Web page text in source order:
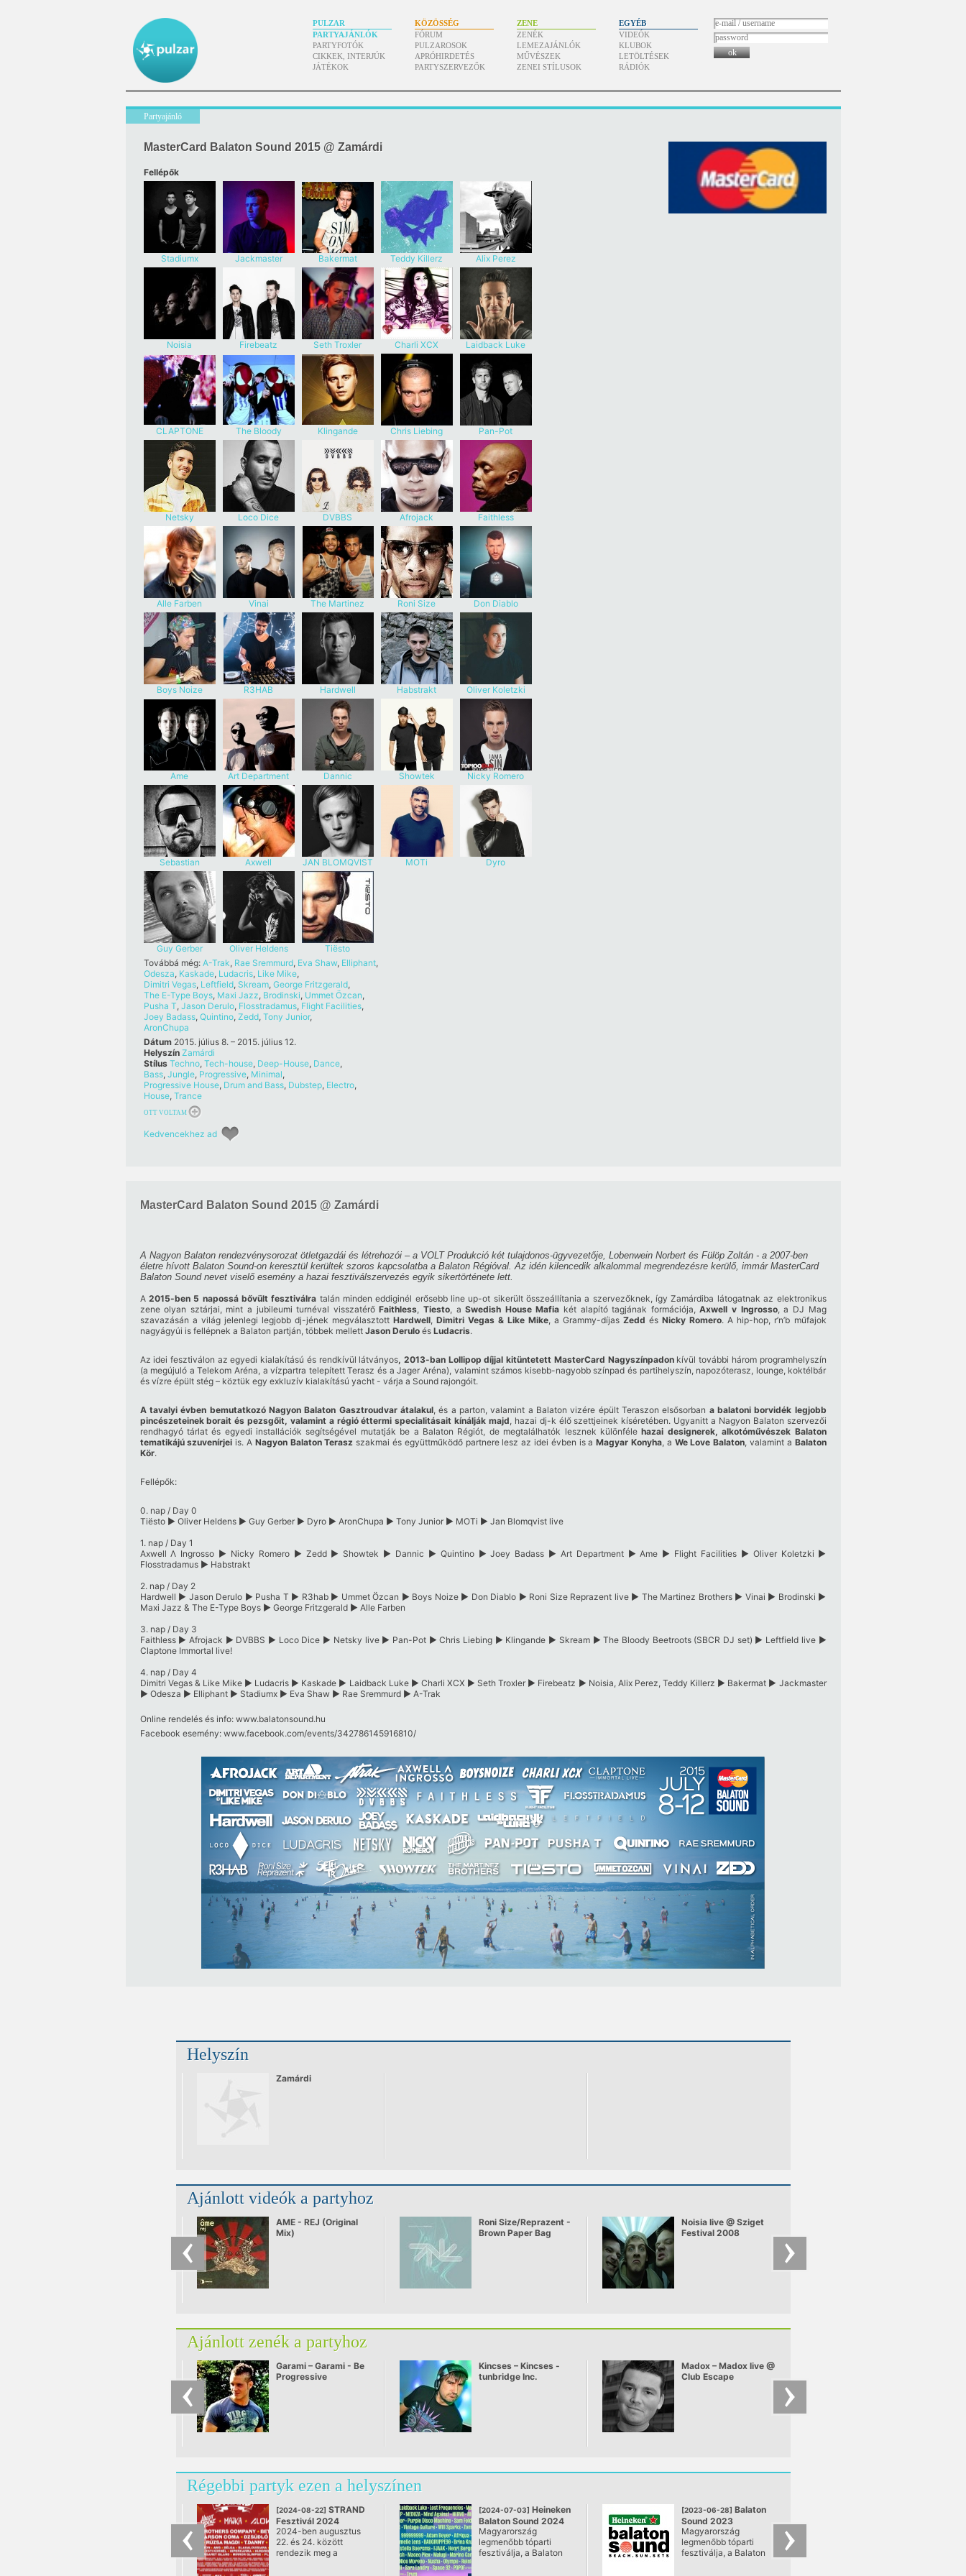
PULZAR
PARTYAJÁNLÓK
PARTYFOTÓK
CIKKEK, INTERJÚK
JÁTÉKOK
KÖZÖSSÉG
FÓRUM
PULZAROSOK
APRÓHIRDETÉS
PARTYSZERVEZŐK
ZENE
ZENÉK
LEMEZAJÁNLÓK
MŰVÉSZEK
ZENEI STÍLUSOK
EGYÉB
VIDEÓK
KLUBOK
LETÖLTÉSEK
RÁDIÓK
ok
Partyajánló
MasterCard Balaton Sound 2015 @ Zamárdi
Fellépők
Stadiumx Jackmaster Bakermat Teddy Killerz Alix Perez
Noisia Firebeatz Seth Troxler Charli XCX Laidback Luke
CLAPTONE
The Bloody
Beetroots
Klingande Chris Liebing Pan-Pot
Netsky Loco Dice DVBBS Afrojack Faithless
Alle Farben Vinai
The Martinez
Brothers
Roni Size Don Diablo
Boys Noize R3HAB Hardwell Habstrakt Oliver Koletzki
Ame Art Department Dannic Showtek Nicky Romero
Sebastian
Ingrosso
Axwell JAN BLOMQVIST MOTi Dyro
Guy Gerber Oliver Heldens
Tiësto
Továbbá még: A-Trak, Rae Sremmurd, Eva Shaw, Elliphant,
Odesza, Kaskade, Ludacris, Like Mike,
Dimitri Vegas, Leftfield, Skream, George Fritzgerald,
The E-Type Boys, Maxi Jazz, Brodinski, Ummet Özcan,
Pusha T, Jason Derulo, Flosstradamus, Flight Facilities,
Joey Badass, Quintino, Zedd, Tony Junior,
AronChupa
Dátum 2015. július 8. – 2015. július 12.
Helyszín Zamárdi
Stílus Techno, Tech-house, Deep-House, Dance,
Bass, Jungle, Progressive, Minimal,
Progressive House, Drum and Bass, Dubstep, Electro,
House, Trance
OTT VOLTAM
Kedvencekhez ad
MasterCard Balaton Sound 2015 @ Zamárdi
A Nagyon Balaton rendezvénysorozat ötletgazdái és létrehozói – a VOLT Produkció két tulajdonos-ügyvezetője, Lobenwein Norbert és Fülöp Zoltán - a 2007-ben
életre hívott Balaton Sound-on keresztül kerültek szoros kapcsolatba a Balaton Régióval. Az idén kilencedik alkalommal megrendezésre kerülő, immár MasterCard
Balaton Sound nevet viselő esemény a hazai fesztiválszervezés egyik sikertörténete lett.
A 2015-ben 5 napossá bővült fesztiválra talán minden eddiginél erősebb line up-ot sikerült összeállítania a szervezőknek, így Zamárdiba látogatnak az elektronikus
zene olyan sztárjai, mint a jubileumi turnéval visszatérőFaithless, Tiesto, aSwedish House Mafia két alapító tagjának formációja,Axwell v Ingrosso, a DJ Mag
szavazásán a világ jelenlegi legjobb dj-jének megválasztott Hardwell, Dimitri Vegas & Like Mike, a Grammy-díjasZedd ésNicky Romero. A hip-hop, r’n’b műfajok
nagyágyúi is fellépnek a Balaton partján, többek mellett Jason Deruloés Ludacris.
Az idei fesztiválon az egyedi kialakítású és rendkívül látványos, 2013-ban Lollipop díjjal kitüntetett MasterCard Nagyszínpadonkívül további három programhelyszín
(a megújuló a Telekom Aréna, a vízpartra telepített Terasz és a Jager Aréna), valamint számos kisebb-nagyobb színpad és partihelyszín, napozóterasz, lounge, koktélbár
és vízre épült stég – köztük egy exkluzív kialakítású yacht - várja a Sound rajongóit.
A tavalyi évben bemutatkozó Nagyon Balaton Gasztroudvar átalakul, és a parton, valamint a Balaton vizére épült Teraszon elsősorban a balatoni borvidék legjobb
pincészeteinek borait és pezsgőit, valamint a régió éttermi specialitásait kínálják majd, hazai dj-k élő szettjeinek kíséretében. Ugyanitt a Nagyon Balaton szervezői
rendhagyó tárlat és egyedi installációk segítségével mutatják be a Balaton Régiót, de megtalálhatók lesznek különfélehazai designerek, alkotóművészek Balaton
tematikájú szuvenírjei is. A Nagyon Balaton Terasz szakmai és együttműködő partnere lesz az idei évben is aMagyar Konyha, a We Love Balaton, valamint a Balaton
Kör.
Fellépők:
0. nap / Day 0
Tiësto ► Oliver Heldens ► Guy Gerber ► Dyro ► AronChupa ► Tony Junior ► MOTi ► Jan Blomqvist live
1. nap / Day 1
Axwell Λ Ingrosso ► Nicky Romero ► Zedd ► Showtek ► Dannic ► Quintino ► Joey Badass ► Art Department ► Ame ► Flight Facilities ► Oliver Koletzki ►
Flosstradamus ► Habstrakt
2. nap / Day 2
Hardwell ► Jason Derulo ► Pusha T ► R3hab ► Ummet Özcan ► Boys Noize ► Don Diablo ► Roni Size Reprazent live ► The Martinez Brothers ► Vinai ► Brodinski ►
Maxi Jazz & The E-Type Boys ► George Fritzgerald ► Alle Farben
3. nap / Day 3
Faithless ► Afrojack ► DVBBS ► Loco Dice ► Netsky live ► Pan-Pot ► Chris Liebing ► Klingande ► Skream ► The Bloody Beetroots (SBCR DJ set) ► Leftfield live ►
Claptone Immortal live!
4. nap / Day 4
Dimitri Vegas & Like Mike ► Ludacris ► Kaskade ► Laidback Luke ► Charli XCX ► Seth Troxler ► Firebeatz ► Noisia, Alix Perez, Teddy Killerz ► Bakermat ► Jackmaster
► Odesza ► Elliphant ► Stadiumx ► Eva Shaw ► Rae Sremmurd ► A-Trak
Online rendelés és info: www.balatonsound.hu
Facebook esemény: www.facebook.com/​events/​342786145916810/​
Helyszín
Zamárdi
Ajánlott videók a partyhoz
AME - REJ (Original
Mix)
Roni Size/Reprazent -
Brown Paper Bag
Noisia live @ Sziget
Festival 2008
Ajánlott zenék a partyhoz
Garami – Garami - Be
Progressive
Kincses – Kincses -
tunbridge Inc.
Madox – Madox live @
Club Escape
Régebbi partyk ezen a helyszínen
[2024-08-22] STRAND
Fesztivál 2024
@ Zamárdi
2024-ben augusztus
22. és 24. között
rendezik meg a
[2024-07-03] Heineken
Balaton Sound 2024
@ Zamárdi
Magyarország
legmenőbb tóparti
fesztiválja, a Balaton
[2023-06-28] Balaton
Sound 2023
@ Zamárdi
Magyarország
legmenőbb tóparti
fesztiválja, a Balaton